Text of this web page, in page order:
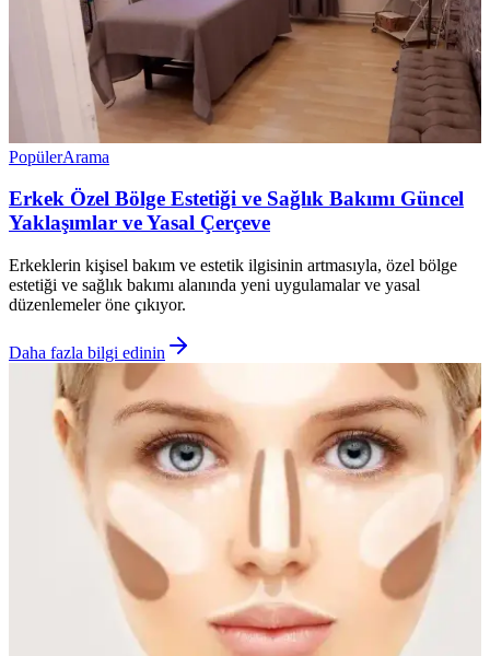
PopülerArama
Erkek Özel Bölge Estetiği ve Sağlık Bakımı Güncel
Yaklaşımlar ve Yasal Çerçeve
Erkeklerin kişisel bakım ve estetik ilgisinin artmasıyla, özel bölge
estetiği ve sağlık bakımı alanında yeni uygulamalar ve yasal
düzenlemeler öne çıkıyor.
Daha fazla bilgi edinin